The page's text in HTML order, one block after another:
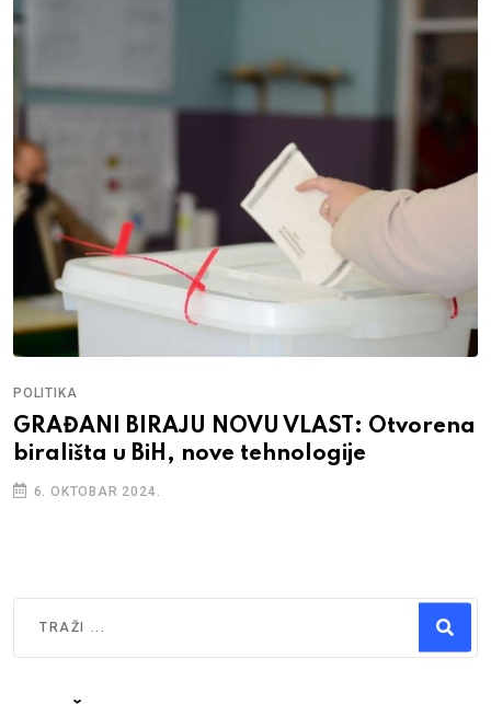
POLITIKA
GRAĐANI BIRAJU NOVU VLAST: Otvorena
birališta u BiH, nove tehnologije
6. OKTOBAR 2024.
Type 2 or more characters for results.